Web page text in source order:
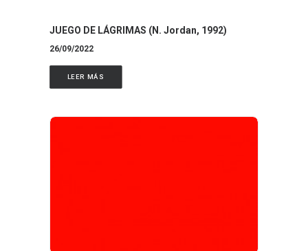
JUEGO DE LÁGRIMAS (N. Jordan, 1992)
26/09/2022
LEER MÁS